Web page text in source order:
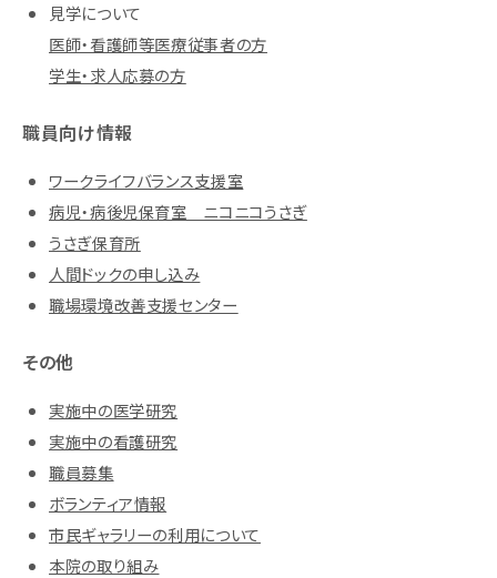
見学について
医師・看護師等医療従事者の方
学生・求人応募の方
職員向け情報
ワークライフバランス支援室
病児・病後児保育室 ニコニコうさぎ
うさぎ保育所
人間ドックの申し込み
職場環境改善支援センター
その他
実施中の医学研究
実施中の看護研究
職員募集
ボランティア情報
市民ギャラリーの利用について
本院の取り組み